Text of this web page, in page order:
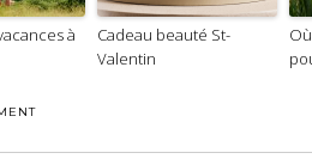
à
Cadeau beauté St-
Valentin